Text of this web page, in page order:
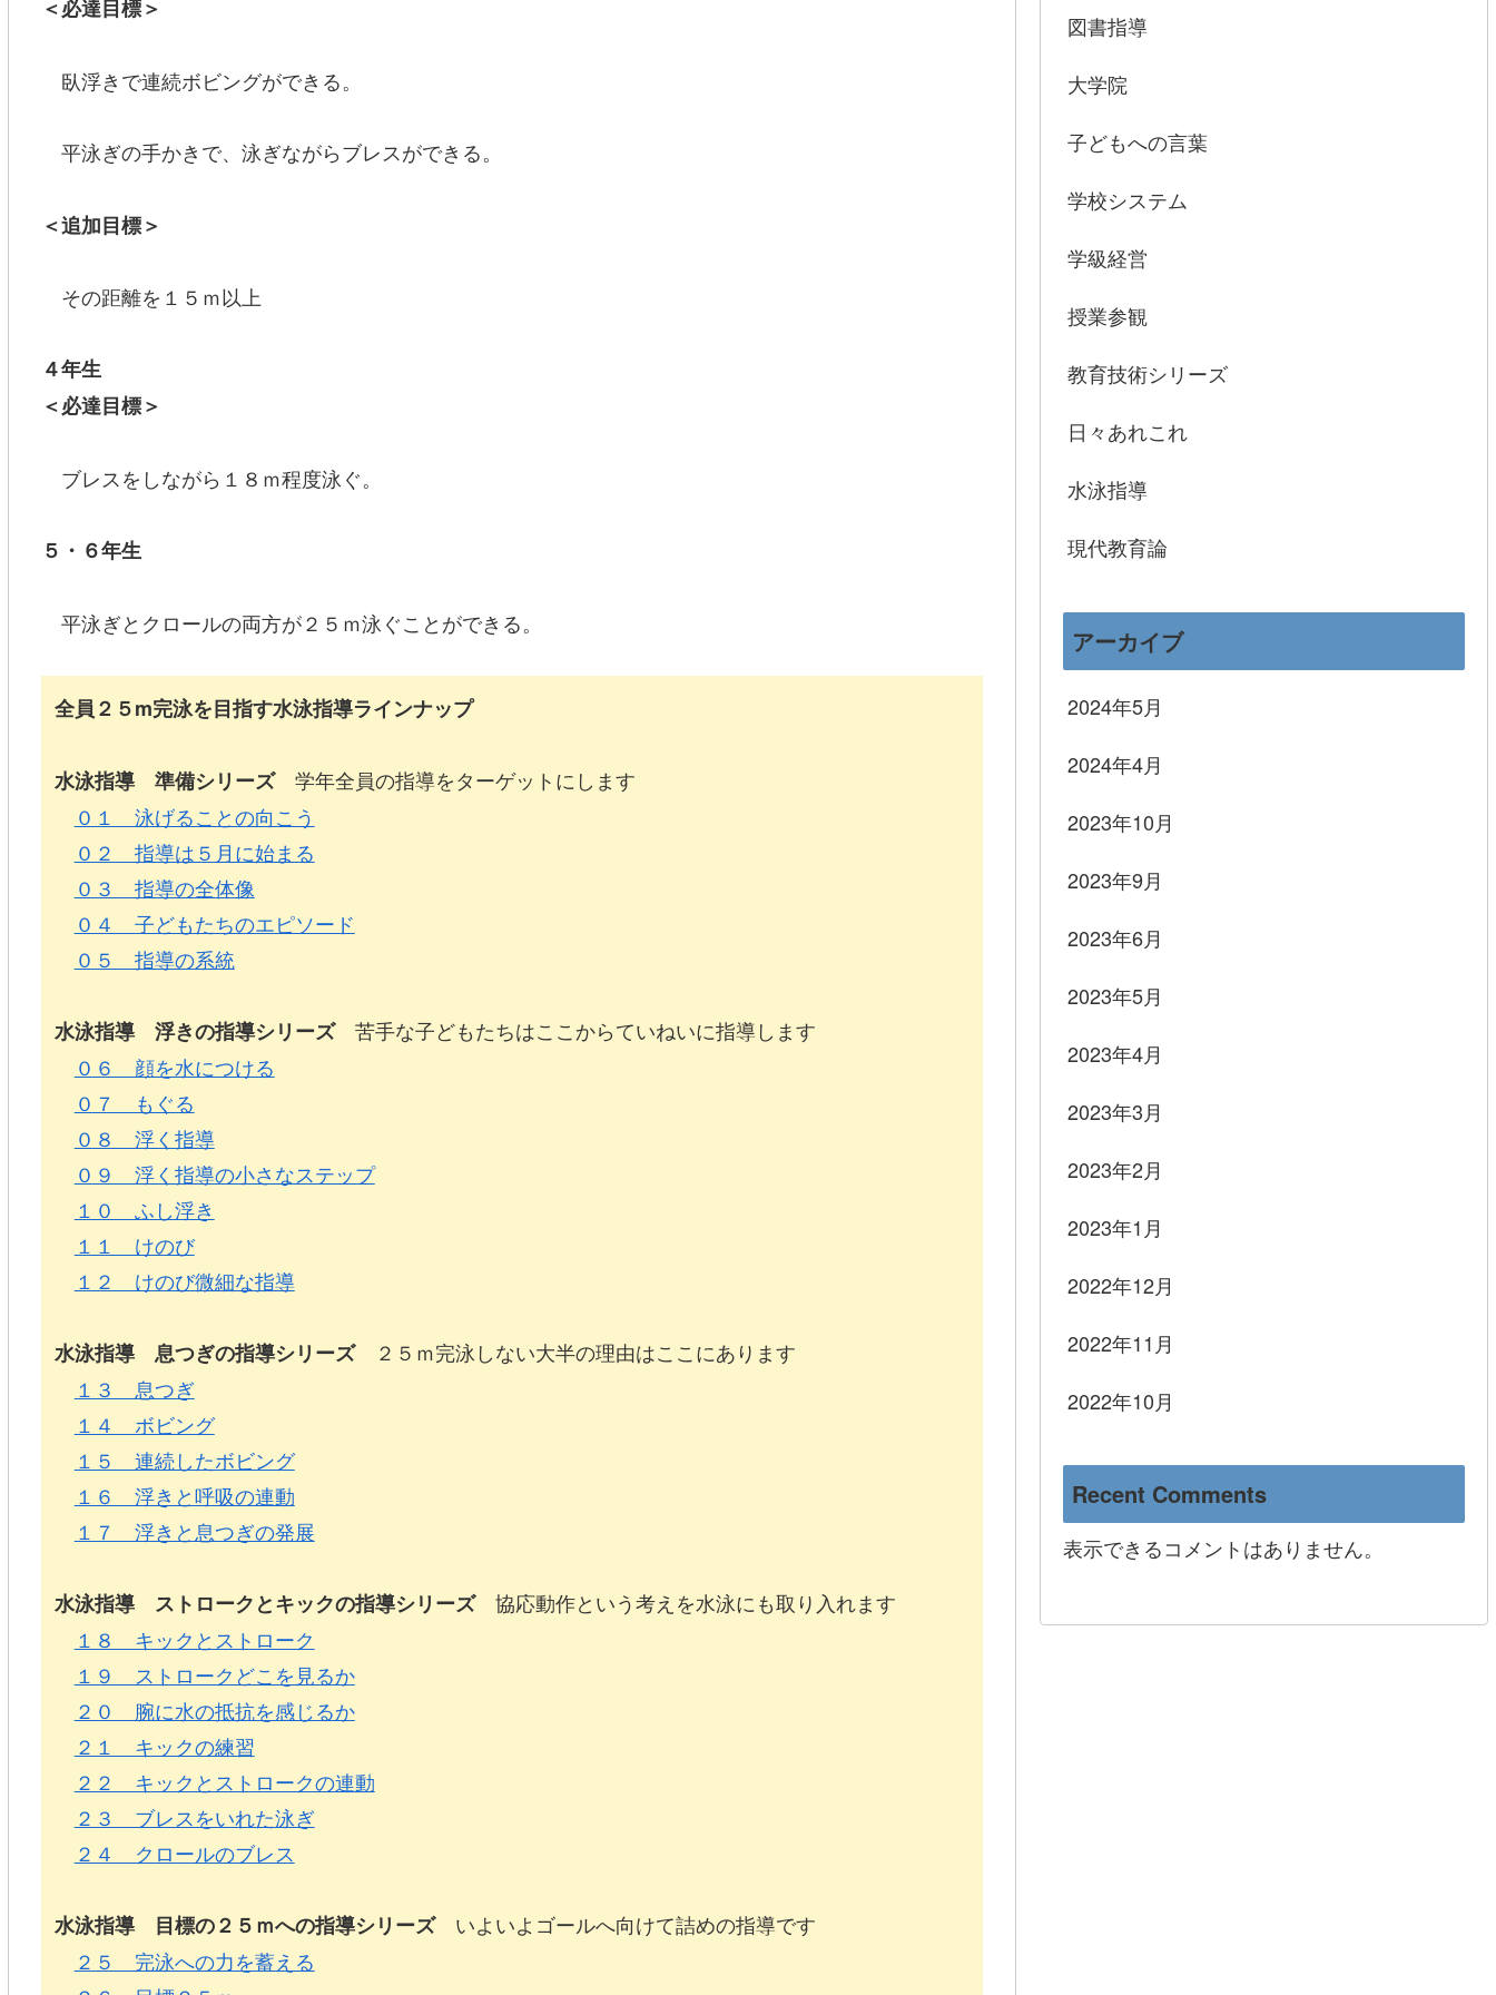
＜必達目標＞
臥浮きで連続ボビングができる。
平泳ぎの手かきで、泳ぎながらブレスができる。
＜追加目標＞
その距離を１５ｍ以上
４年生
＜必達目標＞
ブレスをしながら１８ｍ程度泳ぐ。
５・６年生
平泳ぎとクロールの両方が２５ｍ泳ぐことができる。
全員２５m完泳を目指す水泳指導ラインナップ
水泳指導 準備シリーズ学年全員の指導をターゲットにします
０１ 泳げることの向こう
０２ 指導は５月に始まる
０３ 指導の全体像
０４ 子どもたちのエピソード
０５ 指導の系統
水泳指導 浮きの指導シリーズ苦手な子どもたちはここからていねいに指導します
０６ 顔を水につける
０７ もぐる
０８ 浮く指導
０９ 浮く指導の小さなステップ
１０ ふし浮き
１１ けのび
１２ けのび微細な指導
水泳指導 息つぎの指導シリーズ２５ｍ完泳しない大半の理由はここにあります
１３ 息つぎ
１４ ボビング
１５ 連続したボビング
１６ 浮きと呼吸の連動
１７ 浮きと息つぎの発展
水泳指導 ストロークとキックの指導シリーズ協応動作という考えを水泳にも取り入れます
１８ キックとストローク
１９ ストロークどこを見るか
２０ 腕に水の抵抗を感じるか
２１ キックの練習
２２ キックとストロークの連動
２３ ブレスをいれた泳ぎ
２４ クロールのブレス
水泳指導 目標の２５ｍへの指導シリーズいよいよゴールへ向けて詰めの指導です
２５ 完泳への力を蓄える
図書指導
大学院
子どもへの言葉
学校システム
学級経営
授業参観
教育技術シリーズ
日々あれこれ
水泳指導
現代教育論
アーカイブ
2024年5月
2024年4月
2023年10月
2023年9月
2023年6月
2023年5月
2023年4月
2023年3月
2023年2月
2023年1月
2022年12月
2022年11月
2022年10月
Recent Comments
表示できるコメントはありません。